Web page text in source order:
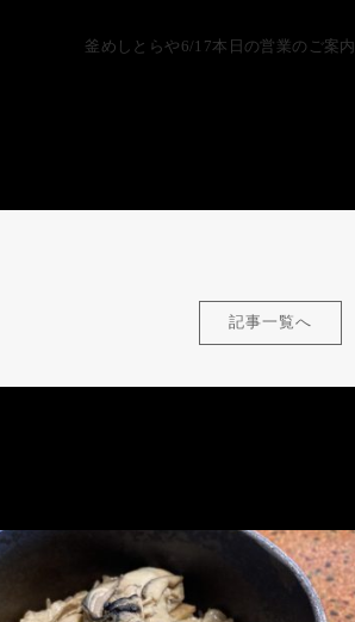
釜めしとらや6/17本日の営業のご案内
記事一覧へ